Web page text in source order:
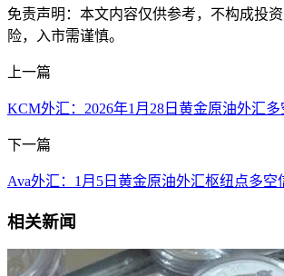
免责声明：本文内容仅供参考，不构成投
险，入市需谨慎。
上一篇
KCM外汇：2026年1月28日黄金原油外汇
下一篇
Ava外汇：1月5日黄金原油外汇枢纽点多空
相关新闻